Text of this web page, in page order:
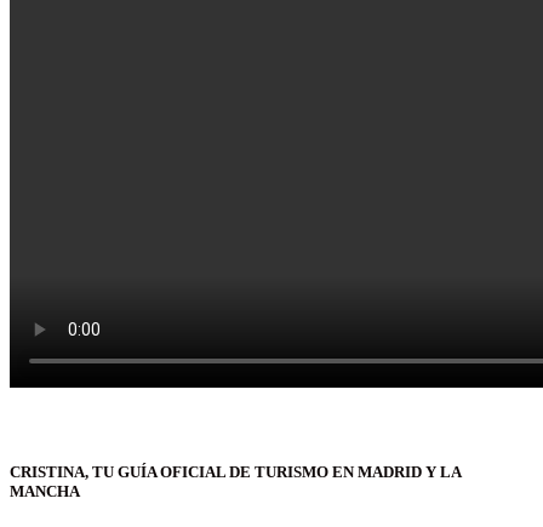
CRISTINA, TU GUÍA OFICIAL DE TURISMO EN MADRID Y LA
MANCHA